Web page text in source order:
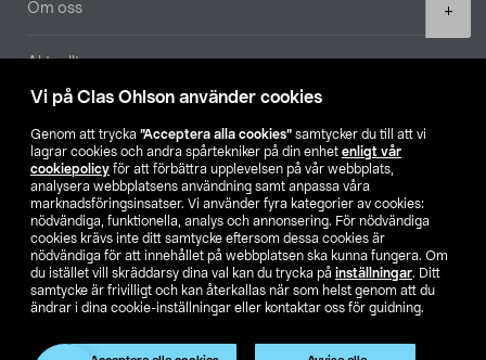
Vi på Clas Ohlson använder cookies
Genom att trycka ”Acceptera alla cookies” samtycker du till att vi
lagrar cookies och andra spårtekniker på din enhet enligt vår
cookiepolicy för att förbättra upplevelsen på vår webbplats,
analysera webbplatsens användning samt anpassa våra
marknadsföringsinsatser. Vi använder fyra kategorier av cookies:
nödvändiga, funktionella, analys och annonsering. För nödvändiga
cookies krävs inte ditt samtycke eftersom dessa cookies är
nödvändiga för att innehållet på webbplatsen ska kunna fungera. Om
du istället vill skräddarsy dina val kan du trycka på inställningar. Ditt
samtycke är frivilligt och kan återkallas när som helst genom att du
ändrar i dina cookie-inställningar eller kontaktar oss för guidning.
+
Om oss
Aktuellt
Hitta butik
SE NO FI